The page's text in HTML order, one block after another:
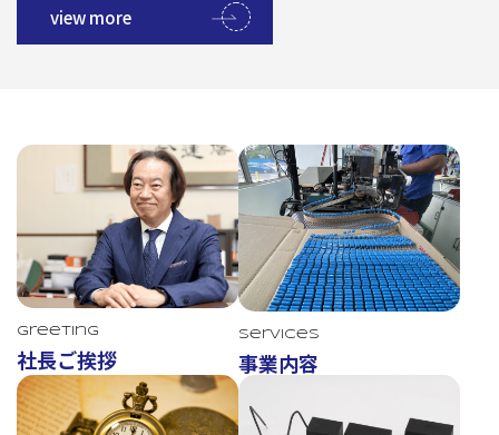
view more
Greeting
社長ご挨拶
Services
事業内容